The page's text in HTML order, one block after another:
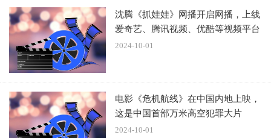
片尾所有的镜头中，他都没有再出现，这表明这个反派真的
死了。而且，看过全部三部曲的观众应该都知道，前面两部
的主要反派也是在电影中死亡，那么冈恩肯定还是会维持系
列的风格，何况他这次是离开了漫威宇宙。
8.星爵何时，且如何回归?
《银河护卫队3》的结尾字幕向观众承诺“传说中的亡命之徒
沈腾《抓娃娃》网播开启网播，上线
爱奇艺、腾讯视频、优酷等视频平台
2024-10-01
电影《危机航线》在中国内地上映，
这是中国首部万米高空犯罪大片
2024-10-01